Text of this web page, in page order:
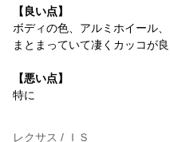
【良い点】
ボディの色、アルミホイール
まとまっていて凄くカッコが良
【悪い点】
特に
レクサス / ＩＳ